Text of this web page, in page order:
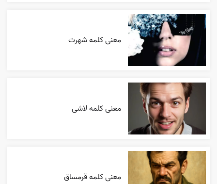
معنی کلمه شهرت
معنی کلمه لاشی
معنی کلمه قرمساق